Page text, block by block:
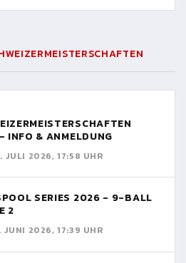
INFO & ANMELDUNG
JULI 2026, 17:58 UHR
SERIES 2026 - 9-BALL
2
JUNI 2026, 17:39 UHR